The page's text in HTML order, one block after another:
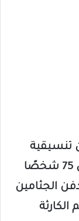
تنسيقية
لجان مقاومة الفاشر التي أكدت مقتل 75 شخصًا
الجثامين